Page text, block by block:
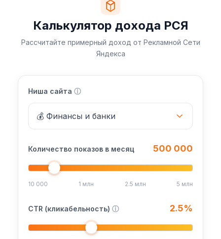
Калькулятор дохода РСЯ
Рассчитайте примерный доход от Рекламной Сети
Яндекса
Ниша сайта ⓘ
Количество показов в месяц 500 000
10 000 1 млн 2.5 млн 5 млн
CTR (кликабельность) ⓘ 2.5%